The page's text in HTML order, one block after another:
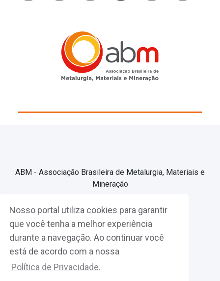
Nosso portal utiliza cookies para garantir
que você tenha a melhor experiência
durante a navegação. Ao continuar você
está de acordo com a nossa
Política de Privacidade.
ABM - Associação Brasileira de Metalurgia, Materiais e
Mineração
Associe-se
Fazer Login